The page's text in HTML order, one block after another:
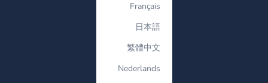
Français
日本語
繁體中文
Nederlands